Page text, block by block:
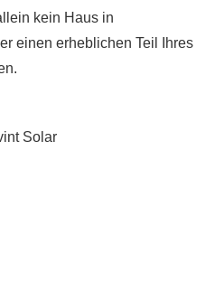
kein Haus in
einen erheblichen Teil Ihres